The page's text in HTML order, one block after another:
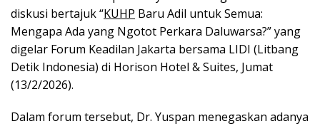
diskusi bertajuk “KUHP Baru Adil untuk Semua:
Mengapa Ada yang Ngotot Perkara Daluwarsa?” yang
digelar Forum Keadilan Jakarta bersama LIDI (Litbang
Detik Indonesia) di Horison Hotel & Suites, Jumat
(13/2/2026).
Dalam forum tersebut, Dr. Yuspan menegaskan adanya